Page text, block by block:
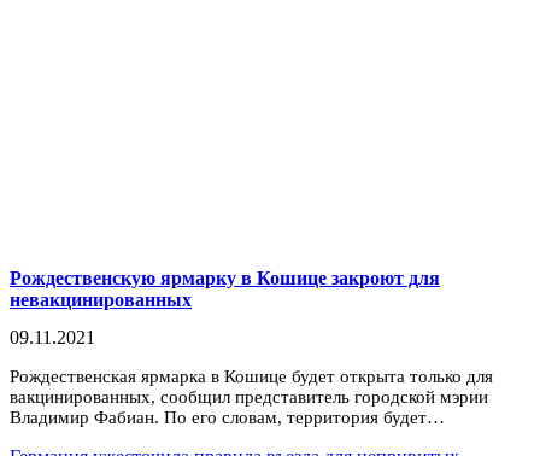
Рождественскую ярмарку в Кошице закроют для
невакцинированных
09.11.2021
Рождественская ярмарка в Кошице будет открыта только для
вакцинированных, сообщил представитель городской мэрии
Владимир Фабиан. По его словам, территория будет…